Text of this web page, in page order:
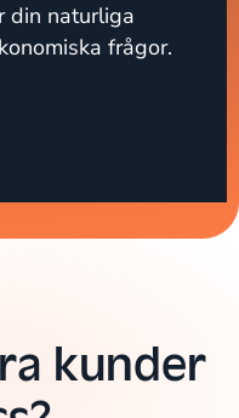
din naturliga
frågor.
kunder